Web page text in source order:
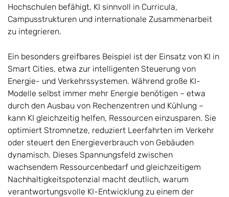
Hochschulen befähigt, KI sinnvoll in Curricula,
Campusstrukturen und internationale Zusammenarbeit
zu integrieren.
Ein besonders greifbares Beispiel ist der Einsatz von KI in
Smart Cities, etwa zur intelligenten Steuerung von
Energie- und Verkehrssystemen. Während große KI-
Modelle selbst immer mehr Energie benötigen – etwa
durch den Ausbau von Rechenzentren und Kühlung –
kann KI gleichzeitig helfen, Ressourcen einzusparen. Sie
optimiert Stromnetze, reduziert Leerfahrten im Verkehr
oder steuert den Energieverbrauch von Gebäuden
dynamisch. Dieses Spannungsfeld zwischen
wachsendem Ressourcenbedarf und gleichzeitigem
Nachhaltigkeitspotenzial macht deutlich, warum
verantwortungsvolle KI-Entwicklung zu einem der